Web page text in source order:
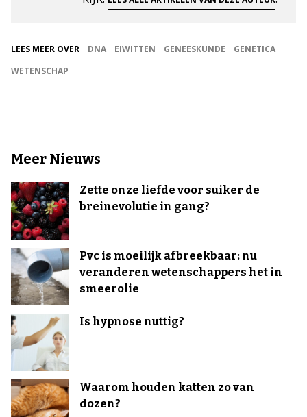
LEES MEER OVER DNA EIWITTEN GENEESKUNDE
GENETICA
WETENSCHAP
Meer Nieuws
Zette onze liefde voor suiker de
breinevolutie in gang?
Pvc is moeilijk afbreekbaar: nu
veranderen wetenschappers het in
smeerolie
Is hypnose nuttig?
Waarom houden katten zo van
dozen?